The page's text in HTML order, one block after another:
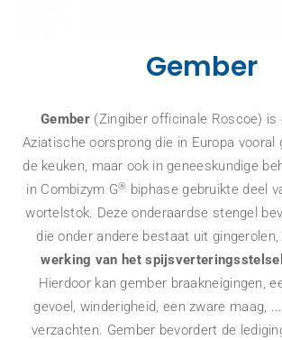
Gember
Gember (Zingiber officinale Roscoe) is
Aziatische oorsprong die in Europa vooral
de keuken, maar ook in geneeskundige
in Combizym G® biphase gebruikte deel
wortelstok. Deze onderaardse stengel
die onder andere bestaat uit
werking van het
Hierdoor kan gember braakneigingen,
gevoel, winderigheid, een zware maag,
verzachten. Gember bevordert de